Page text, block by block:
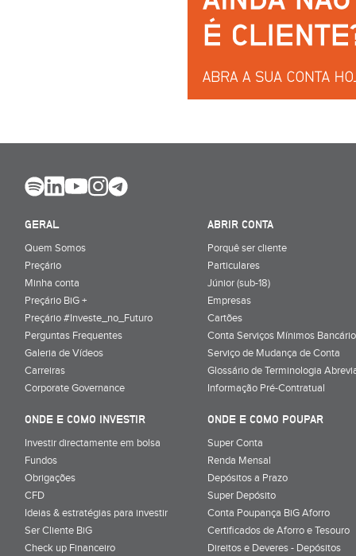
GERAL
Quem Somos
Preçário
Minha conta
Preçário BiG +
Preçário #Investe_no_Futuro
Perguntas Frequentes
Galeria de Vídeos
Carreiras
Corporate Governance
ABRIR CONTA
Porquê ser cliente
Particulares
Júnior (sub-18)
Empresas
Cartões
Conta Serviços Mínimos
Serviço de Mudança de Conta
Glossário de Terminologia
Informação Pré-Contratual
ONDE E COMO INVESTIR
Investir directamente em bolsa
Fundos
Obrigações
CFD
Ideias & estratégias para investir
Ser Cliente BiG
Check up Financeiro
ONDE E COMO POUPAR
Super Conta
Renda Mensal
Depósitos a Prazo
Super Depósito
Conta Poupança BiG Aforro
Certificados de Aforro e Tesouro
Direitos e Deveres - Depósitos